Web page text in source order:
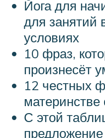
Йога для
для занятий
условиях
10 фраз,
произнесёт
12 честных
материнстве
С этой